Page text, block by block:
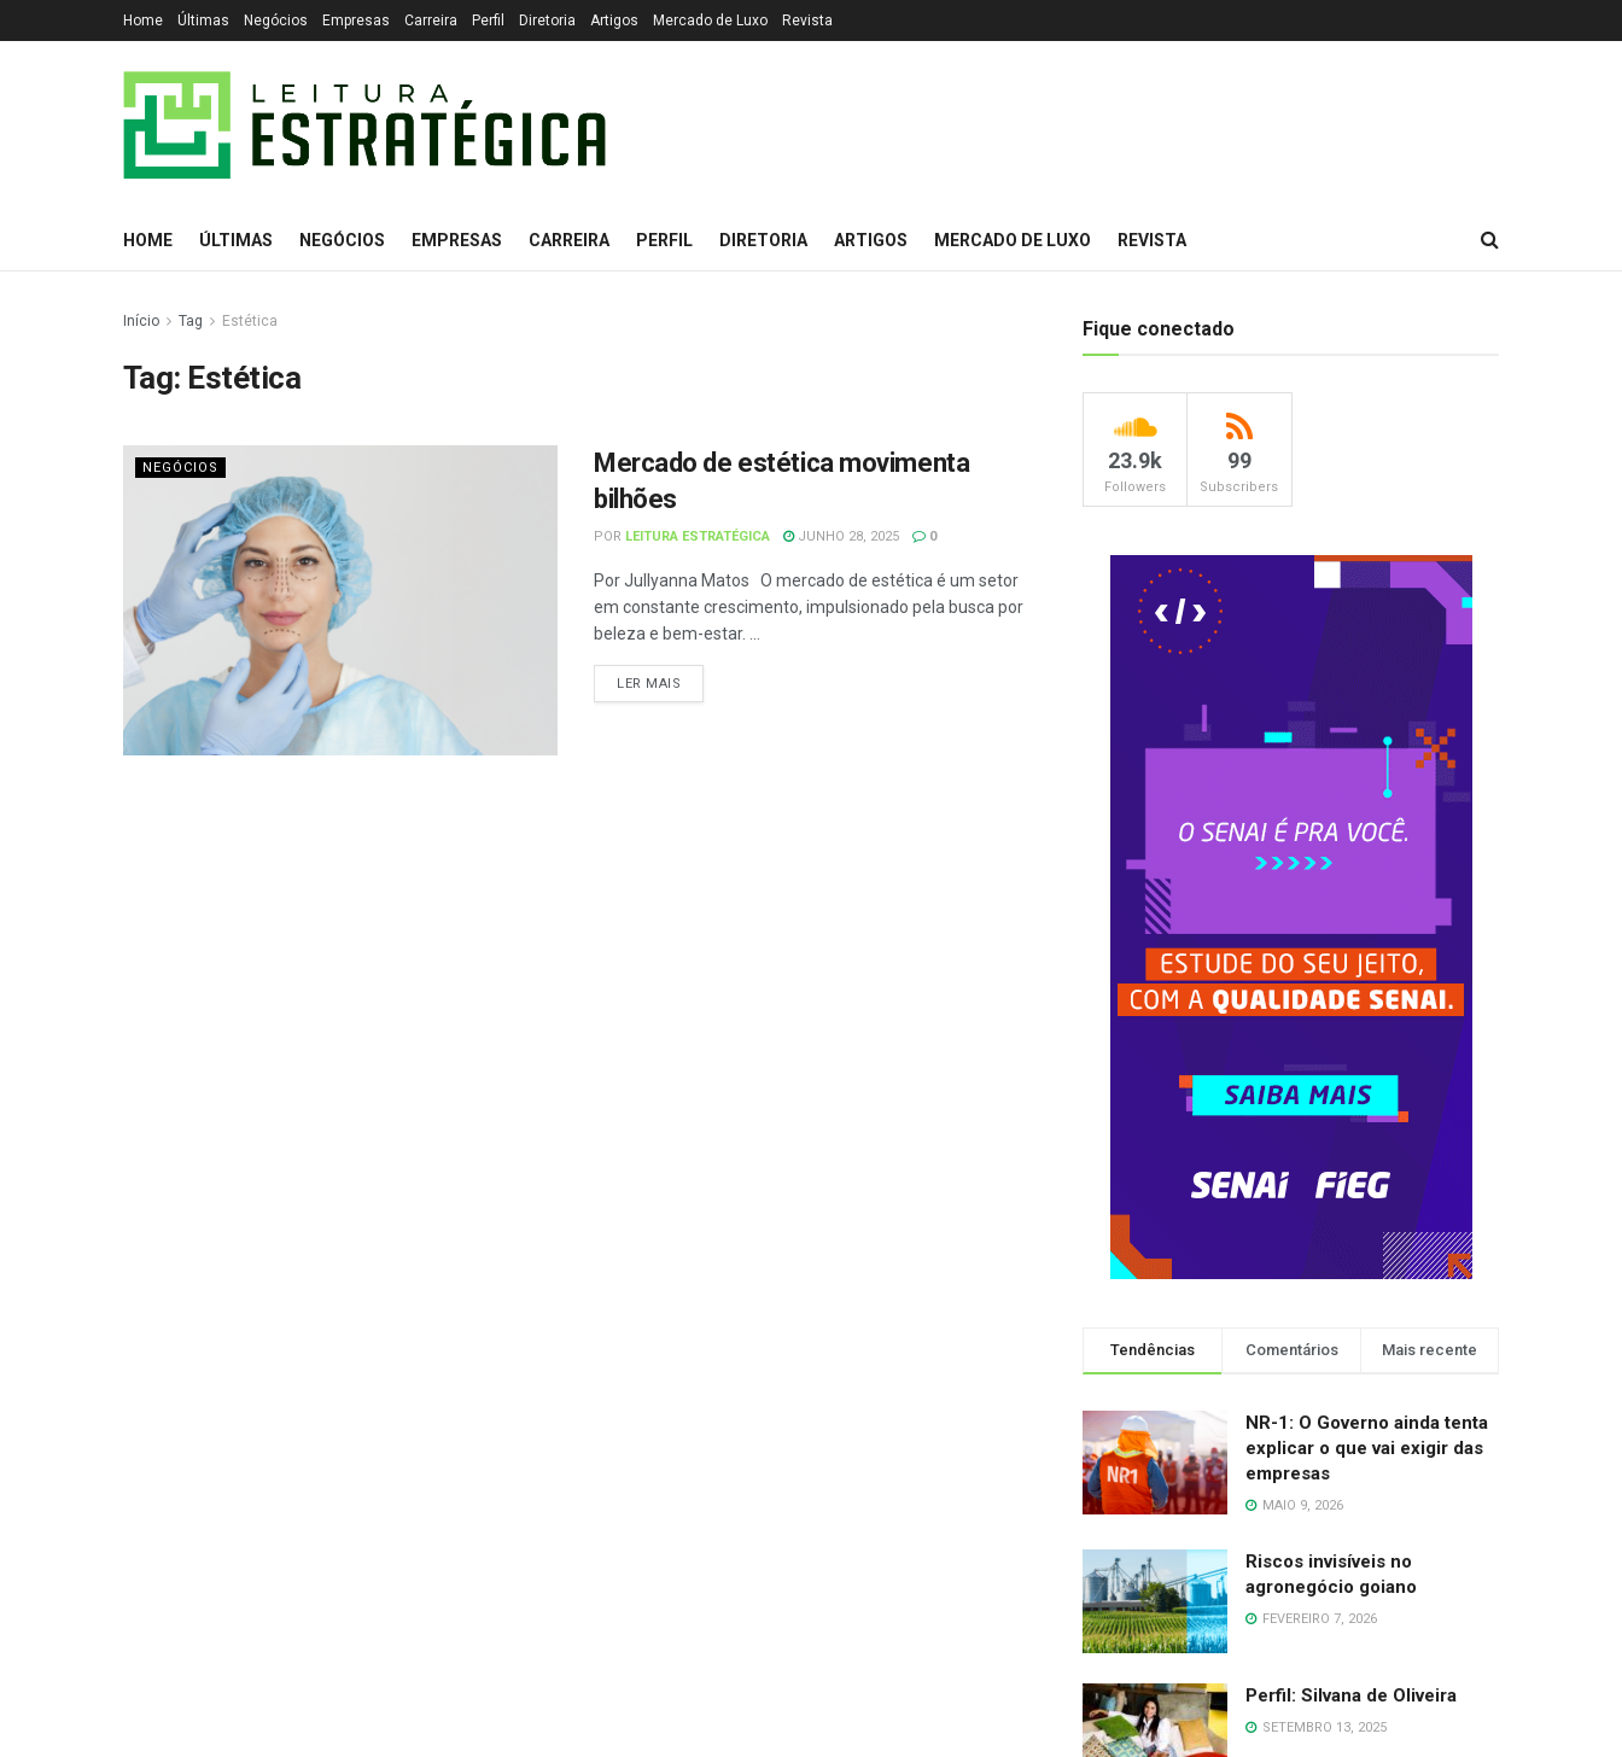
Home Últimas Negócios Empresas Carreira Perfil Diretoria Artigos Mercado de Luxo Revista
HOME ÚLTIMAS NEGÓCIOS EMPRESAS CARREIRA PERFIL DIRETORIA ARTIGOS MERCADO DE LUXO REVISTA
Início Tag Estética
Tag: Estética
NEGÓCIOS
Mercado de estética movimenta
bilhões
POR LEITURA ESTRATÉGICA JUNHO 28, 2025 0
Por Jullyanna Matos O mercado de estética é um setor
em constante crescimento, impulsionado pela busca por
beleza e bem-estar. ...
LER MAIS
Fique conectado
23.9k
Followers
99
Subscribers
Tendências Comentários Mais recente
NR-1: O Governo ainda tenta
explicar o que vai exigir das
empresas
MAIO 9, 2026
Riscos invisíveis no
agronegócio goiano
FEVEREIRO 7, 2026
Perfil: Silvana de Oliveira
SETEMBRO 13, 2025